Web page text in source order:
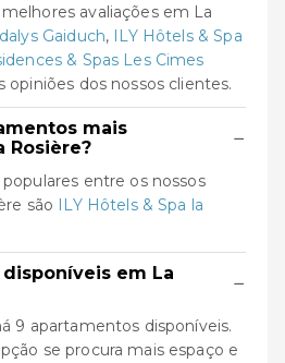
avaliações em La
Gaiduch, ILY Hôtels & Spa
& Spas Les Cimes
opiniões dos nossos clientes.
mais
Rosière?
−
entre os nossos
são ILY Hôtels & Spa la
em La
−
9 apartamentos disponíveis.
se procura mais espaço e